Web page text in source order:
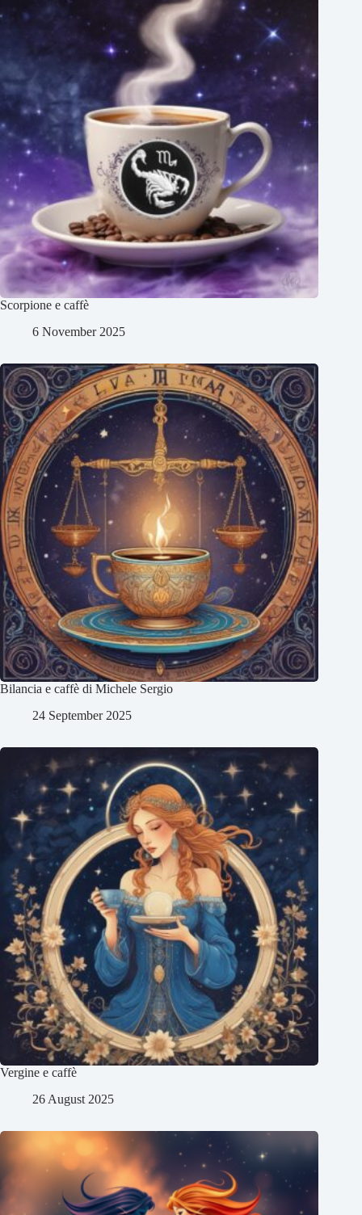
Scorpione e caffè
6 November 2025
Bilancia e caffè di Michele Sergio
24 September 2025
Vergine e caffè
26 August 2025